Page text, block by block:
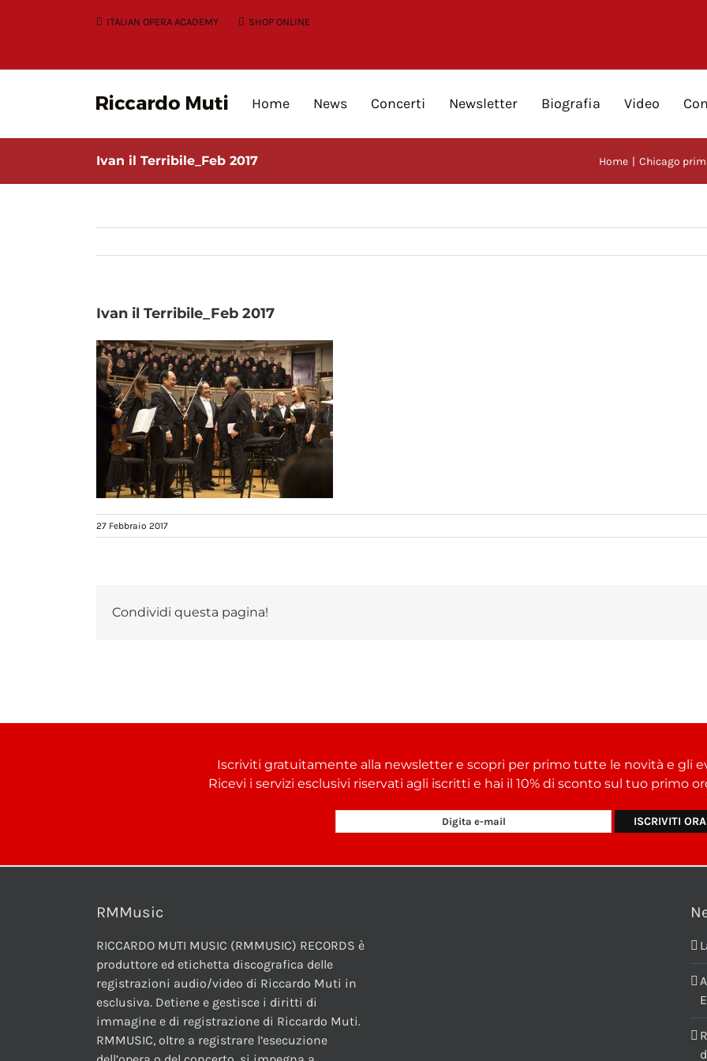
ITALIAN OPERA ACADEMY SHOP ONLINE
Home News Concerti Newsletter Biografia Video
Ivan il Terribile_Feb 2017 Home Chicago
Ivan il Terribile_Feb 2017
27 Febbraio 2017
Condividi questa pagina!
Iscriviti gratuitamente alla newsletter e scopri per primo tutte le novità e gli
Ricevi i servizi esclusivi riservati agli iscritti e hai il 10% di sconto sul tuo primo
RMMusic
RICCARDO MUTI MUSIC (RMMUSIC) RECORDS è
produttore ed etichetta discografica delle
registrazioni audio/video di Riccardo Muti in
esclusiva. Detiene e gestisce i diritti di
immagine e di registrazione di Riccardo Muti.
RMMUSIC, oltre a registrare l’esecuzione